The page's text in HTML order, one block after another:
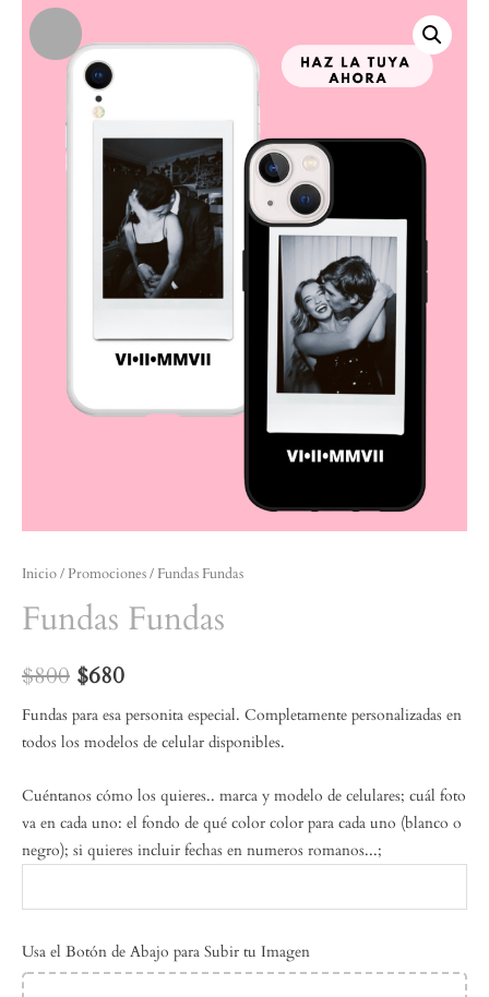
Inicio/Promociones/ Fundas Fundas
Fundas Fundas
$800 $680
Fundas para esa personita especial. Completamente personalizadas en
todos los modelos de celular disponibles.
Cuéntanos cómo los quieres.. marca y modelo de celulares; cuál foto
va en cada uno: el fondo de qué color color para cada uno (blanco o
negro); si quieres incluir fechas en numeros romanos...;
Usa el Botón de Abajo para Subir tu Imagen